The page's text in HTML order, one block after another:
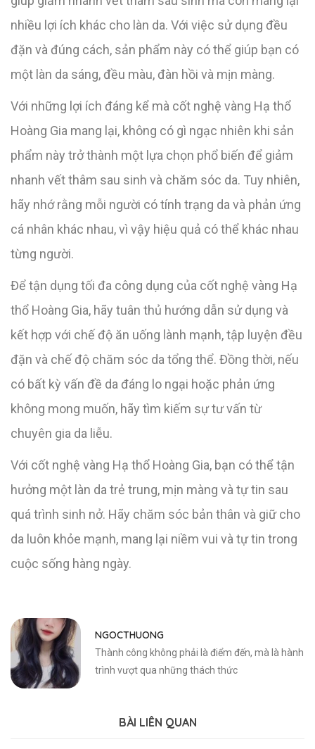
nhiều lợi ích khác cho làn da. Với việc sử dụng đều
đặn và đúng cách, sản phẩm này có thể giúp bạn có
một làn da sáng, đều màu, đàn hồi và mịn màng.
Với những lợi ích đáng kể mà cốt nghệ vàng Hạ thổ
Hoàng Gia mang lại, không có gì ngạc nhiên khi sản
phẩm này trở thành một lựa chọn phổ biến để giảm
nhanh vết thâm sau sinh và chăm sóc da. Tuy nhiên,
hãy nhớ rằng mỗi người có tính trạng da và phản ứng
cá nhân khác nhau, vì vậy hiệu quả có thể khác nhau
từng người.
Để tận dụng tối đa công dụng của cốt nghệ vàng Hạ
thổ Hoàng Gia, hãy tuân thủ hướng dẫn sử dụng và
kết hợp với chế độ ăn uống lành mạnh, tập luyện đều
đặn và chế độ chăm sóc da tổng thể. Đồng thời, nếu
có bất kỳ vấn đề da đáng lo ngại hoặc phản ứng
không mong muốn, hãy tìm kiếm sự tư vấn từ
chuyên gia da liễu.
Với cốt nghệ vàng Hạ thổ Hoàng Gia, bạn có thể tận
hưởng một làn da trẻ trung, mịn màng và tự tin sau
quá trình sinh nở. Hãy chăm sóc bản thân và giữ cho
da luôn khỏe mạnh, mang lại niềm vui và tự tin trong
cuộc sống hàng ngày.
NGOCTHUONG
Thành công không phải là điểm đến, mà là hành
trình vượt qua những thách thức
BÀI LIÊN QUAN